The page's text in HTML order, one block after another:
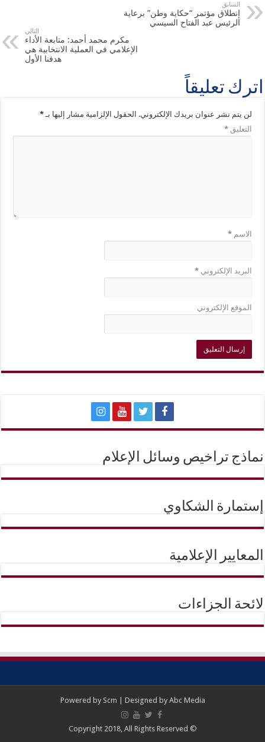
السابق
إنطلاق مؤتمر “حكاية وطن” برعاية
الرئيس عبد الفتاح السيسي
التالي
مكرم محمد أحمد: متابعة الأداء
الإعلامي في العملية الانتخابية هي
هدفنا الأول
اترك تعليقاً
لن يتم نشر عنوان بريدك الإلكتروني. الحقول الإلزامية مشار إليها بـ*
التعليق*
الاسم*
البريد الإلكتروني*
الموقع الإلكتروني
نماذج تراخيص وسائل الإعلام
إستمارة الشكاوي
المعايير الإعلامية
لائحة الجزاءات
Powered by Scm | Designed by Abc Media
© Copyright 2018, All Rights Reserved